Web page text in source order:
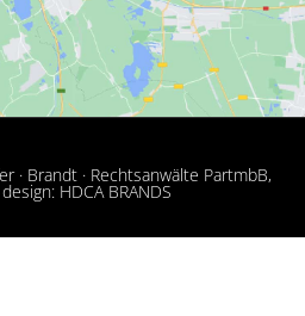
· Brandt · Rechtsanwälte PartmbB,
HDCA BRANDS